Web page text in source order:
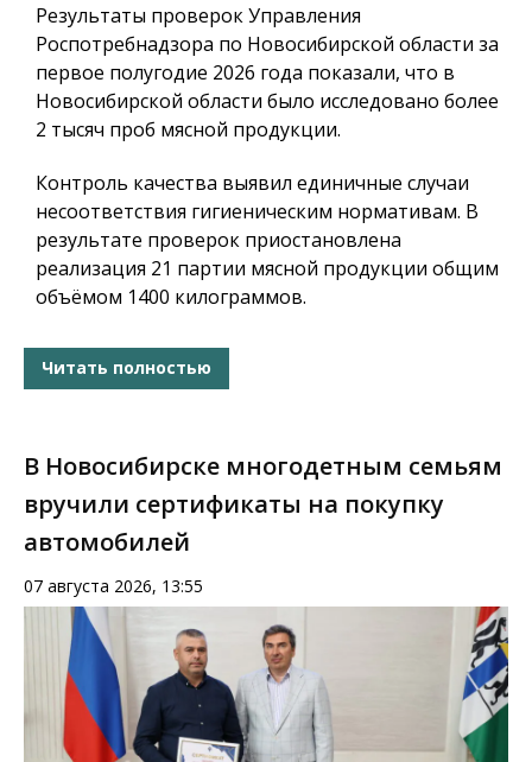
Результаты проверок Управления
Роспотребнадзора по Новосибирской области за
первое полугодие 2026 года показали, что в
Новосибирской области было исследовано более
2 тысяч проб мясной продукции.
Контроль качества выявил единичные случаи
несоответствия гигиеническим нормативам. В
результате проверок приостановлена
реализация 21 партии мясной продукции общим
объёмом 1400 килограммов.
Читать полностью
В Новосибирске многодетным семьям
вручили сертификаты на покупку
автомобилей
07 августа 2026, 13:55